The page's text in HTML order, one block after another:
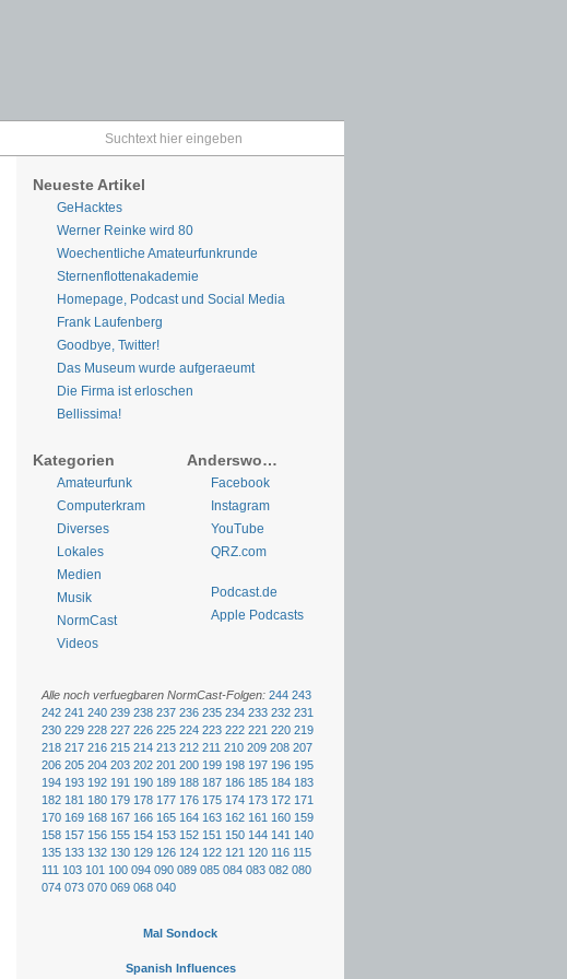
Neueste Artikel
GeHacktes
Werner Reinke wird 80
Woechentliche Amateurfunkrunde
Sternenflottenakademie
Homepage, Podcast und Social Media
Frank Laufenberg
Goodbye, Twitter!
Das Museum wurde aufgeraeumt
Die Firma ist erloschen
Bellissima!
Anderswo…
Facebook
Instagram
YouTube
QRZ.com
Podcast.de
Apple Podcasts
Kategorien
Amateurfunk
Computerkram
Diverses
Lokales
Medien
Musik
NormCast
Videos
Alle noch verfuegbaren NormCast-Folgen: 244 243
242 241 240 239 238 237 236 235 234 233 232 231
230 229 228 227 226 225 224 223 222 221 220 219
218 217 216 215 214 213 212 211 210 209 208 207
206 205 204 203 202 201 200 199 198 197 196 195
194 193 192 191 190 189 188 187 186 185 184 183
182 181 180 179 178 177 176 175 174 173 172 171
170 169 168 167 166 165 164 163 162 161 160 159
158 157 156 155 154 153 152 151 150 144 141 140
135 133 132 130 129 126 124 122 121 120 116 115
111 103 101 100 094 090 089 085 084 083 082 080
074 073 070 069 068 040
Mal Sondock
Spanish Influences